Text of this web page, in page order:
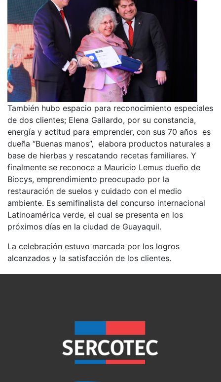
También hubo espacio para reconocimiento especiales
de dos clientes; Elena Gallardo, por su constancia,
energía y actitud para emprender, con sus 70 años es
dueña “Buenas manos”, elabora productos naturales a
base de hierbas y rescatando recetas familiares. Y
finalmente se reconoce a Mauricio Lemus dueño de
Biocys, emprendimiento preocupado por la
restauración de suelos y cuidado con el medio
ambiente. Es semifinalista del concurso internacional
Latinoamérica verde, el cual se presenta en los
próximos días en la ciudad de Guayaquil.
La celebración estuvo marcada por los logros
alcanzados y la satisfacción de los clientes.